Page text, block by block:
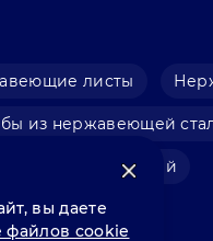
листы
из нержавеющей
нержавеющий
вы даете
файлов cookie